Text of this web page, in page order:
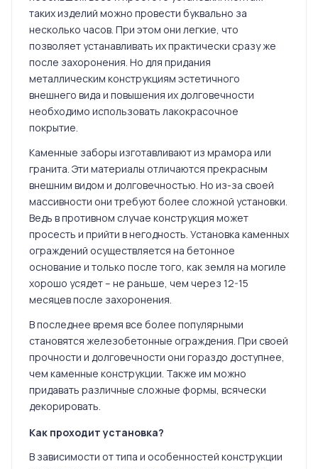
таких изделий можно провести буквально за
несколько часов. При этом они легкие, что
позволяет устанавливать их практически сразу же
после захоронения. Но для придания
металлическим конструкциям эстетичного
внешнего вида и повышения их долговечности
необходимо использовать лакокрасочное
покрытие.
Каменные заборы изготавливают из мрамора или
гранита. Эти материалы отличаются прекрасным
внешним видом и долговечностью. Но из-за своей
массивности они требуют более сложной установки.
Ведь в противном случае конструкция может
просесть и прийти в негодность. Установка каменных
ограждений осуществляется на бетонное
основание и только после того, как земля на могиле
хорошо усядет – не раньше, чем через 12-15
месяцев после захоронения.
В последнее время все более популярными
становятся железобетонные ограждения. При своей
прочности и долговечности они гораздо доступнее,
чем каменные конструкции. Также им можно
придавать различные сложные формы, всячески
декорировать.
Как проходит установка?
В зависимости от типа и особенностей конструкции